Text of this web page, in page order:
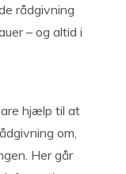
rådgivning
– og altid i
hjælp til at
om,
Her går